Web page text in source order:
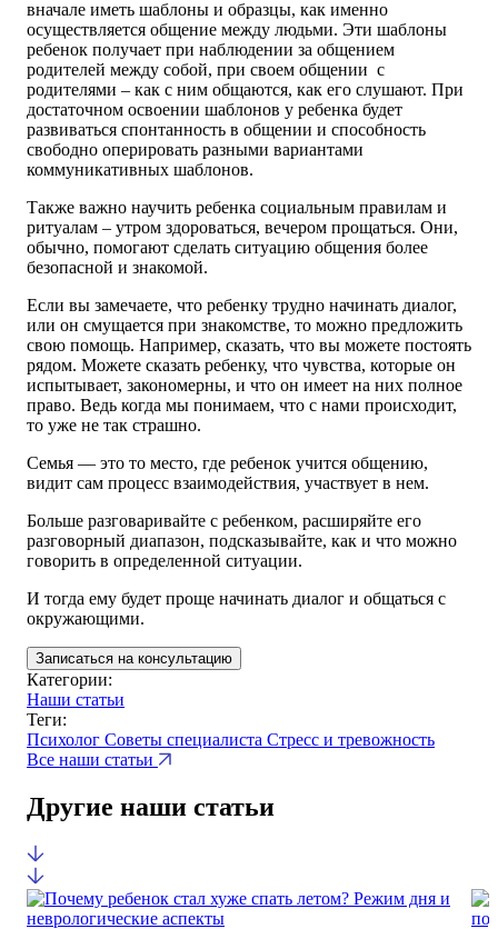
вначале иметь шаблоны и образцы, как именно
осуществляется общение между людьми. Эти шаблоны
ребенок получает при наблюдении за общением
родителей между собой, при своем общении с
родителями – как с ним общаются, как его слушают. При
достаточном освоении шаблонов у ребенка будет
развиваться спонтанность в общении и способность
свободно оперировать разными вариантами
коммуникативных шаблонов.
Также важно научить ребенка социальным правилам и
ритуалам – утром здороваться, вечером прощаться. Они,
обычно, помогают сделать ситуацию общения более
безопасной и знакомой.
Если вы замечаете, что ребенку трудно начинать диалог,
или он смущается при знакомстве, то можно предложить
свою помощь. Например, сказать, что вы можете постоять
рядом. Можете сказать ребенку, что чувства, которые он
испытывает, закономерны, и что он имеет на них полное
право. Ведь когда мы понимаем, что с нами происходит,
то уже не так страшно.
Семья — это то место, где ребенок учится общению,
видит сам процесс взаимодействия, участвует в нем.
Больше разговаривайте с ребенком, расширяйте его
разговорный диапазон, подсказывайте, как и что можно
говорить в определенной ситуации.
И тогда ему будет проще начинать диалог и общаться с
окружающими.
Записаться на консультацию
Категории:
Наши статьи
Теги:
Психолог Советы специалиста Стресс и тревожность
Все наши статьи
Другие наши статьи